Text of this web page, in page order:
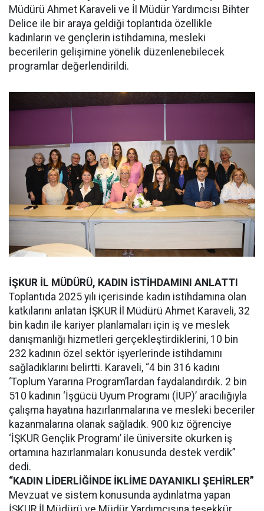
Müdürü Ahmet Karaveli ve İl Müdür Yardımcısı Bihter
Delice ile bir araya geldiği toplantıda özellikle
kadınların ve gençlerin istihdamına, mesleki
becerilerin gelişimine yönelik düzenlenebilecek
programlar değerlendirildi.
İŞKUR İL MÜDÜRÜ, KADIN İSTİHDAMINI ANLATTI
Toplantıda 2025 yılı içerisinde kadın istihdamına olan
katkılarını anlatan İŞKUR İl Müdürü Ahmet Karaveli, 32
bin kadın ile kariyer planlamaları için iş ve meslek
danışmanlığı hizmetleri gerçekleştirdiklerini, 10 bin
232 kadının özel sektör işyerlerinde istihdamını
sağladıklarını belirtti. Karaveli, “4 bin 316 kadını
‘Toplum Yararına Program’lardan faydalandırdık. 2 bin
510 kadının ‘İşgücü Uyum Programı (İUP)’ aracılığıyla
çalışma hayatına hazırlanmalarına ve mesleki beceriler
kazanmalarına olanak sağladık. 900 kız öğrenciye
‘İŞKUR Gençlik Programı’ ile üniversite okurken iş
ortamına hazırlanmaları konusunda destek verdik”
dedi.
“KADIN LİDERLİĞİNDE İKLİME DAYANIKLI ŞEHİRLER”
Mevzuat ve sistem konusunda aydınlatma yapan